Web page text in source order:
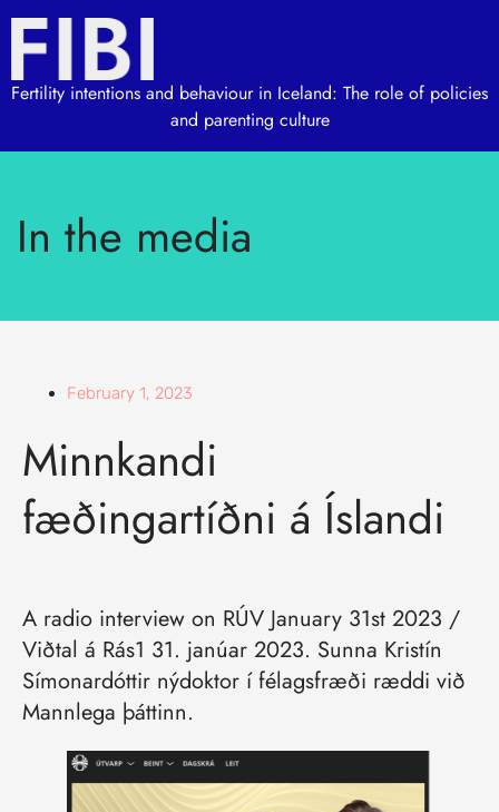
Fertility intentions and behaviour in Iceland: The role of policies
and parenting culture
In the media
February 1, 2023
Minnkandi
fæðingartíðni á Íslandi
A radio interview on RÚV January 31st 2023 /
Viðtal á Rás1 31. janúar 2023. Sunna Kristín
Símonardóttir nýdoktor í félagsfræði ræddi við
Mannlega þáttinn.